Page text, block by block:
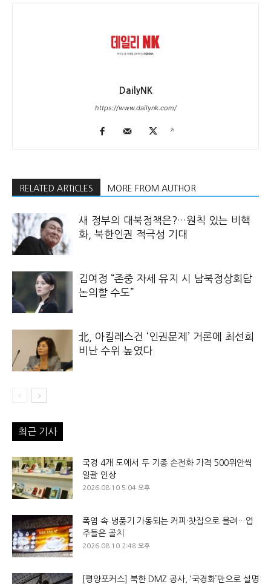
DailyNK
https://www.dailynk.com/
RELATED ARTICLES MORE FROM AUTHOR
새 정부의 대북정책은?…원칙 있는 비핵
화, 북한인권 적극성 기대
김여정 “존중 자세 유지 시 남북정상회담
논의할 수도”
北, 아킬레스건 ‘인권문제’ 거론에 최선희
비난 수위 높였다
최근 기사
국경 4개 도에서 두 기종 손전화 가격 500위안씩
일괄 인상
2026.08.10 5:04 오후
폭염 속 냉풍기 가동되는 커피·찻집으로 몰려…업
주들은 골치
2026.08.10 2:48 오후
[평양포커스] 북한 DMZ 공사, ‘국경화’만으로 설명